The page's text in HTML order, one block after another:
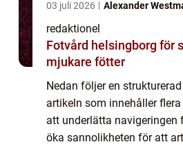
03 juli 2026 Alexander
redaktionel
Fotvård helsingborg för
mjukare fötter
Nedan följer en
artikeln som innehåller
att underlätta navigeringen
öka sannolikheten för att